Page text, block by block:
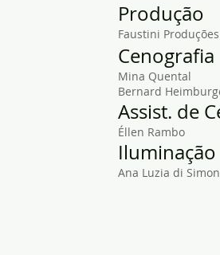
Produção
Faustini Produções
Cenografia
Mina Quental
Bernard
Assist. de
Éllen Rambo
Iluminação
Ana Luzia di